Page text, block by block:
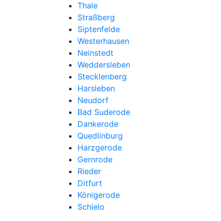
Thale
Straßberg
Siptenfelde
Westerhausen
Neinstedt
Weddersleben
Stecklenberg
Harsleben
Neudorf
Bad Suderode
Dankerode
Quedlinburg
Harzgerode
Gernrode
Rieder
Ditfurt
Königerode
Schielo